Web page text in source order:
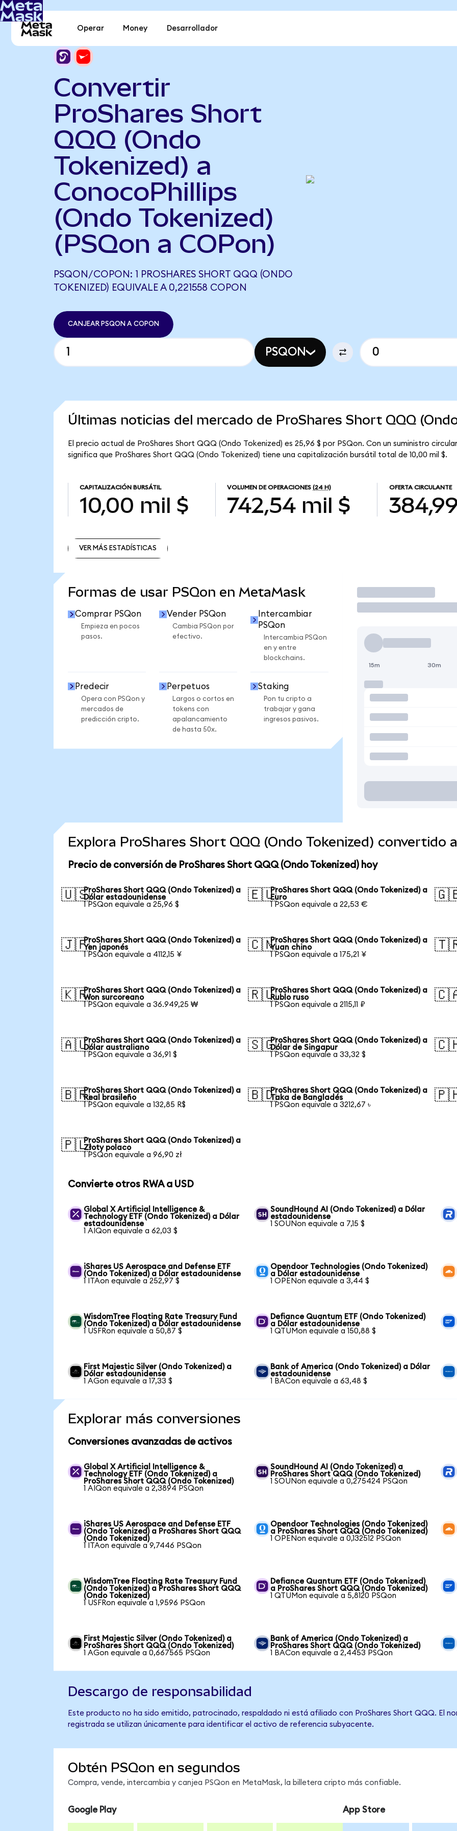
Operar Money Desarrollador
Convertir
ProShares Short
QQQ (Ondo
Tokenized) a
ConocoPhillips
(Ondo Tokenized)
(PSQon a COPon)
PSQON/COPON: 1 PROSHARES SHORT QQQ (ONDO
TOKENIZED) EQUIVALE A 0,221558 COPON
CANJEAR PSQON A COPON
PSQON
Últimas noticias del mercado de ProShares Short QQQ
El precio actual de ProShares Short QQQ (Ondo Tokenized) es 25,96 $ por PSQon. Con un suministro
significa que ProShares Short QQQ (Ondo Tokenized) tiene una capitalización bursátil total de 10,00 mil $.
CAPITALIZACIÓN BURSÁTIL
10,00 mil $
VOLUMEN DE OPERACIONES (24 H)
742,54 mil $
OFERTA CIRCULANTE
VER MÁS ESTADÍSTICAS
Formas de usar PSQon en MetaMask
Comprar PSQon
Empieza en pocos
pasos.
Vender PSQon
Cambia PSQon por
efectivo.
Intercambiar
PSQon
Intercambia PSQon
en y entre
blockchains.
Predecir
Opera con PSQon y
mercados de
predicción cripto.
Perpetuos
Largos o cortos en
tokens con
apalancamiento
de hasta 50x.
Staking
Pon tu cripto a
trabajar y gana
ingresos pasivos.
Operar
15m 30m
Explora ProShares Short QQQ (Ondo Tokenized) convertido
Precio de conversión de ProShares Short QQQ (Ondo Tokenized) hoy
🇺🇸ProShares Short QQQ (Ondo Tokenized) a
Dólar estadounidense
1 PSQon equivale a 25,96 $
🇪🇺ProShares Short QQQ (Ondo Tokenized) a
Euro
1 PSQon equivale a 22,53 €
🇯🇵ProShares Short QQQ (Ondo Tokenized) a
Yen japonés
1 PSQon equivale a 4112,15 ¥
🇨🇳ProShares Short QQQ (Ondo Tokenized) a
Yuan chino
1 PSQon equivale a 175,21 ¥
🇰🇷ProShares Short QQQ (Ondo Tokenized) a
Won surcoreano
1 PSQon equivale a 36.949,25 ₩
🇷🇺ProShares Short QQQ (Ondo Tokenized) a
Rublo ruso
1 PSQon equivale a 2115,11 ₽
🇦🇺ProShares Short QQQ (Ondo Tokenized) a
Dólar australiano
1 PSQon equivale a 36,91 $
🇸🇬ProShares Short QQQ (Ondo Tokenized) a
Dólar de Singapur
1 PSQon equivale a 33,32 $
🇧🇷ProShares Short QQQ (Ondo Tokenized) a
Real brasileño
1 PSQon equivale a 132,85 R$
🇧🇩ProShares Short QQQ (Ondo Tokenized) a
Taka de Bangladés
1 PSQon equivale a 3212,67 ৳
🇵🇱ProShares Short QQQ (Ondo Tokenized) a
Złoty polaco
1 PSQon equivale a 96,90 zł
Convierte otros RWA a USD
Global X Artificial Intelligence &
Technology ETF (Ondo Tokenized) a Dólar
estadounidense
1 AIQon equivale a 62,03 $
SoundHound AI (Ondo Tokenized) a Dólar
estadounidense
1 SOUNon equivale a 7,15 $
iShares US Aerospace and Defense ETF
(Ondo Tokenized) a Dólar estadounidense
1 ITAon equivale a 252,97 $
Opendoor Technologies (Ondo Tokenized)
a Dólar estadounidense
1 OPENon equivale a 3,44 $
WisdomTree Floating Rate Treasury Fund
(Ondo Tokenized) a Dólar estadounidense
1 USFRon equivale a 50,87 $
Defiance Quantum ETF (Ondo Tokenized)
a Dólar estadounidense
1 QTUMon equivale a 150,88 $
First Majestic Silver (Ondo Tokenized) a
Dólar estadounidense
1 AGon equivale a 17,33 $
Bank of America (Ondo Tokenized) a Dólar
estadounidense
1 BACon equivale a 63,48 $
Explorar más conversiones
Conversiones avanzadas de activos
Global X Artificial Intelligence &
Technology ETF (Ondo Tokenized) a
ProShares Short QQQ (Ondo Tokenized)
1 AIQon equivale a 2,3894 PSQon
SoundHound AI (Ondo Tokenized) a
ProShares Short QQQ (Ondo Tokenized)
1 SOUNon equivale a 0,275424 PSQon
iShares US Aerospace and Defense ETF
(Ondo Tokenized) a ProShares Short QQQ
(Ondo Tokenized)
1 ITAon equivale a 9,7446 PSQon
Opendoor Technologies (Ondo Tokenized)
a ProShares Short QQQ (Ondo Tokenized)
1 OPENon equivale a 0,132512 PSQon
WisdomTree Floating Rate Treasury Fund
(Ondo Tokenized) a ProShares Short QQQ
(Ondo Tokenized)
1 USFRon equivale a 1,9596 PSQon
Defiance Quantum ETF (Ondo Tokenized)
a ProShares Short QQQ (Ondo Tokenized)
1 QTUMon equivale a 5,8120 PSQon
First Majestic Silver (Ondo Tokenized) a
ProShares Short QQQ (Ondo Tokenized)
1 AGon equivale a 0,667565 PSQon
Bank of America (Ondo Tokenized) a
ProShares Short QQQ (Ondo Tokenized)
1 BACon equivale a 2,4453 PSQon
Descargo de responsabilidad
Este producto no ha sido emitido, patrocinado, respaldado ni está afiliado con ProShares Short QQQ. El
registrada se utilizan únicamente para identificar el activo de referencia subyacente.
Obtén PSQon en segundos
Compra, vende, intercambia y canjea PSQon en MetaMask, la billetera cripto más confiable.
Google Play App Store